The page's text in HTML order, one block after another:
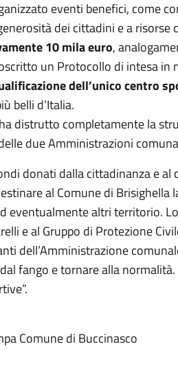
eventi benefici, come
dei cittadini e a risorse
10 mila euro,
un Protocollo di intesa in
dell’unico centro
belli d’Italia.
distrutto completamente la
due Amministrazioni
donati dalla cittadinanza e
al Comune di
eventualmente altri territorio.
e al Gruppo di Protezione
dell’Amministrazione
fango e tornare alla
Comune di Buccinasco